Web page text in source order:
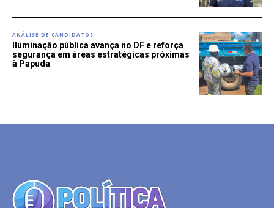
ANÁLISE DE CANDIDATOS
Iluminação pública avança no DF e reforça
segurança em áreas estratégicas próximas
à Papuda